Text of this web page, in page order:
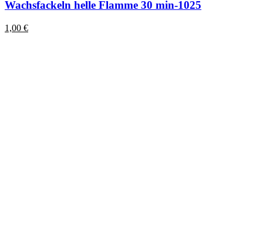
Wachsfackeln helle Flamme 30 min-1025
1,00 €